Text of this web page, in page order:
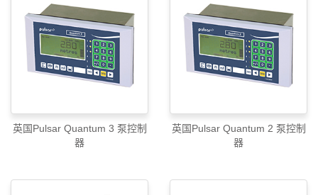
英国Pulsar Quantum 3 泵控制
器
英国Pulsar Quantum 2 泵控制
器